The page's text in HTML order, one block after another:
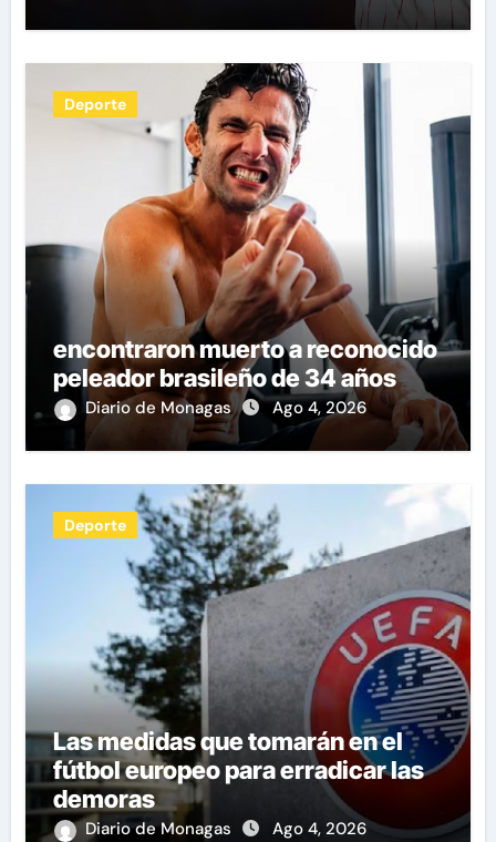
Deporte
encontraron muerto a reconocido
peleador brasileño de 34 años
Diario de Monagas Ago 4, 2026
Deporte
Las medidas que tomarán en el
fútbol europeo para erradicar las
demoras
Diario de Monagas Ago 4, 2026